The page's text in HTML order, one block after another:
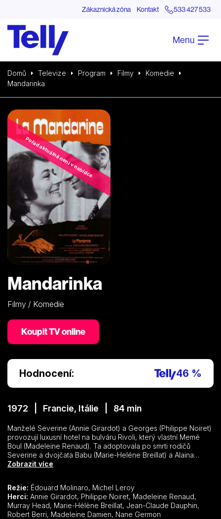
Zákaznická zóna Kontakt 533 427 533
Menu
Domů Televize Program Filmy
Komedie
Mandarinka
Pořad aktuálně není v nabídce
Mandarinka
Filmy / Komedie
Koupit TV online
Hodnocení: 46 %
1972 | Francie, Itálie | 84 min
Manželé Severine (Annie Girardot) a Georges (Philippe Noiret)
provozují luxusní hotel na bulváru Rivoli, který vlastní Memé
Boul (Madeleine Renaud). Ta adoptovala po smrti rodičů
Severine a dvojčata Babu (Marie-Heléne Breillat) a Alaina
(Jean-Claude Dauphin). Z jednoho výletu přivedou dvojčata
anglického spisovatele. Charismatický mladík naruší rodinnou
atmosféru, okouzlí Méme a svede obě její vnučky, což má
závažné následky.
Zobrazit více
Režie: Édouard Molinaro, Michel Leroy
Herci:
Murray Head, Marie-Hélène Breillat, Jean-Claude Dauphin,
Robert Berri, Madeleine Damien, Nane Germon